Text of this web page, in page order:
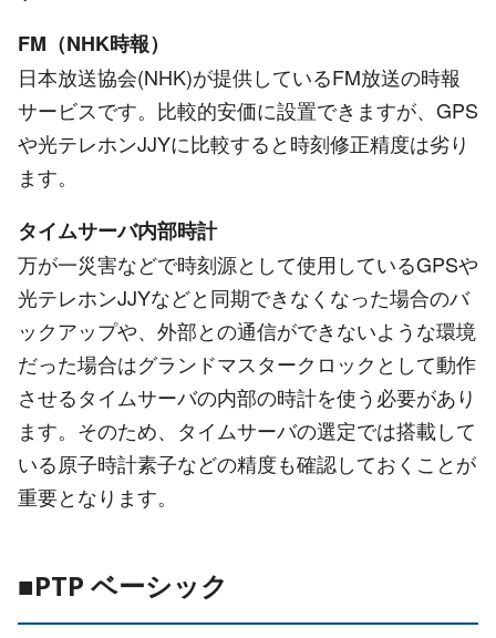
FM（NHK時報）
日本放送協会(NHK)が提供しているFM放送の時報
サービスです。比較的安価に設置できますが、GPS
や光テレホンJJYに比較すると時刻修正精度は劣り
ます。
タイムサーバ内部時計
万が一災害などで時刻源として使用しているGPSや
光テレホンJJYなどと同期できなくなった場合のバ
ックアップや、外部との通信ができないような環境
だった場合はグランドマスタークロックとして動作
させるタイムサーバの内部の時計を使う必要があり
ます。そのため、タイムサーバの選定では搭載して
いる原子時計素子などの精度も確認しておくことが
重要となります。
■PTP ベーシック